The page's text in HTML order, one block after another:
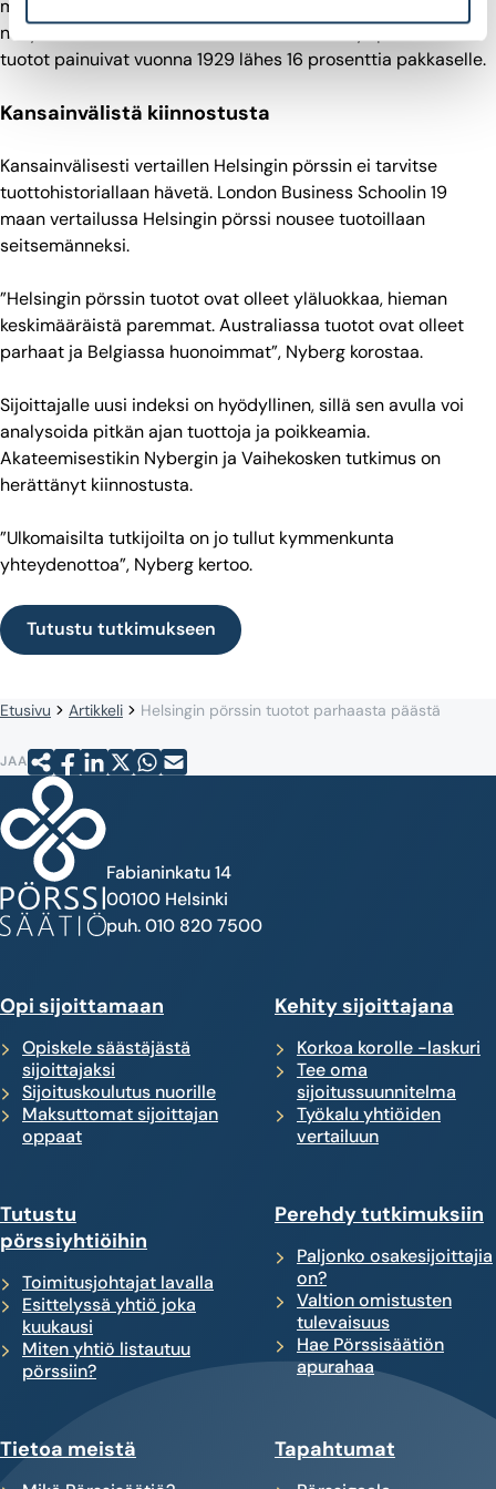
maailmallakin koettuihin kurssiromahduksiin. Helsingissäkin
näkyi esimerkiksi 1930-luvun lamaa edeltänyt paniikki, sillä
tuotot painuivat vuonna 1929 lähes 16 prosenttia pakkaselle.
Kansainvälistä kiinnostusta
Kansainvälisesti vertaillen Helsingin pörssin ei tarvitse
tuottohistoriallaan hävetä. London Business Schoolin 19
maan vertailussa Helsingin pörssi nousee tuotoillaan
seitsemänneksi.
”Helsingin pörssin tuotot ovat olleet yläluokkaa, hieman
keskimääräistä paremmat. Australiassa tuotot ovat olleet
parhaat ja Belgiassa huonoimmat”, Nyberg korostaa.
Sijoittajalle uusi indeksi on hyödyllinen, sillä sen avulla voi
analysoida pitkän ajan tuottoja ja poikkeamia.
Akateemisestikin Nybergin ja Vaihekosken tutkimus on
herättänyt kiinnostusta.
”Ulkomaisilta tutkijoilta on jo tullut kymmenkunta
yhteydenottoa”, Nyberg kertoo.
Tutustu tutkimukseen
Etusivu Artikkeli Helsingin pörssin tuotot parhaasta päästä
JAA
Fabianinkatu 14
00100 Helsinki
puh. 010 820 7500
Opi sijoittamaan
Opiskele säästäjästä
sijoittajaksi
Sijoituskoulutus nuorille
Maksuttomat sijoittajan
oppaat
Kehity sijoittajana
Korkoa korolle -laskuri
Tee oma
sijoitussuunnitelma
Työkalu yhtiöiden
vertailuun
Tutustu
pörssiyhtiöihin
Toimitusjohtajat lavalla
Esittelyssä yhtiö joka
kuukausi
Miten yhtiö listautuu
pörssiin?
Perehdy tutkimuksiin
Paljonko osakesijoittajia
on?
Valtion omistusten
tulevaisuus
Hae Pörssisäätiön
apurahaa
Tietoa meistä Tapahtumat